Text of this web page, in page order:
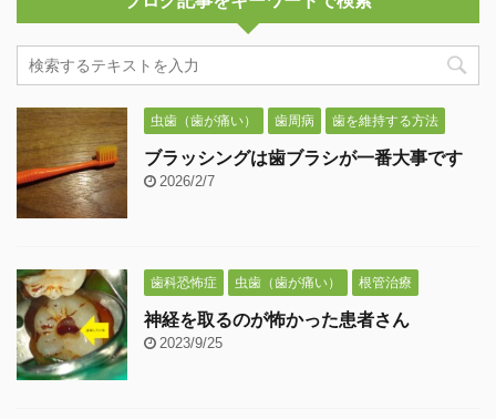
虫歯（歯が痛い） 歯周病 歯を維持する方法
ブラッシングは歯ブラシが一番大事です
2026/2/7
歯科恐怖症 虫歯（歯が痛い） 根管治療
神経を取るのが怖かった患者さん
2023/9/25